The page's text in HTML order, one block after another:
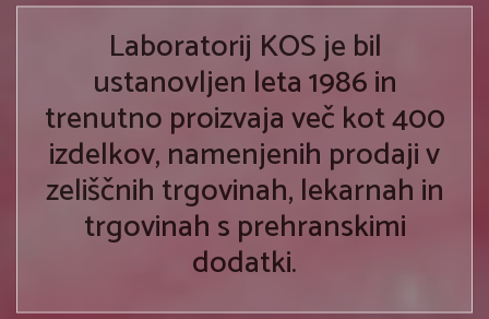
Laboratorij KOS je bil
ustanovljen leta 1986 in
trenutno proizvaja več kot 400
izdelkov, namenjenih prodaji v
zeliščnih trgovinah, lekarnah in
trgovinah s prehranskimi
dodatki.